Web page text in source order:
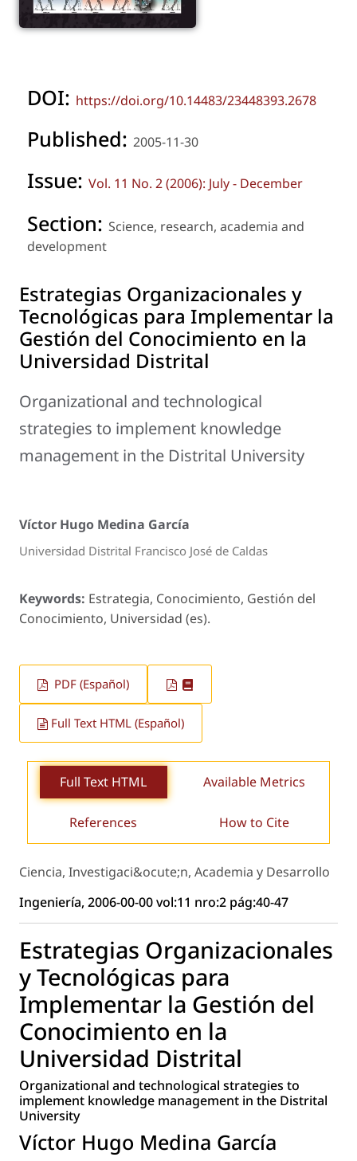
DOI: https://doi.org/10.14483/23448393.2678
Published: 2005-11-30
Issue: Vol. 11 No. 2 (2006): July - December
Section: Science, research, academia and
development
Estrategias Organizacionales y
Tecnológicas para Implementar la
Gestión del Conocimiento en la
Universidad Distrital
Organizational and technological
strategies to implement knowledge
management in the Distrital University
Víctor Hugo Medina García
Universidad Distrital Francisco José de Caldas
Keywords: Estrategia, Conocimiento, Gestión del
Conocimiento, Universidad (es).
PDF (Español)
Full Text HTML (Español)
Full Text HTML Available Metrics
References How to Cite
Ciencia, Investigaci&ocute;n, Academia y Desarrollo
Ingeniería, 2006-00-00 vol:11 nro:2 pág:40-47
Estrategias Organizacionales
y Tecnológicas para
Implementar la Gestión del
Conocimiento en la
Universidad Distrital
Organizational and technological strategies to
implement knowledge management in the Distrital
University
Víctor Hugo Medina García